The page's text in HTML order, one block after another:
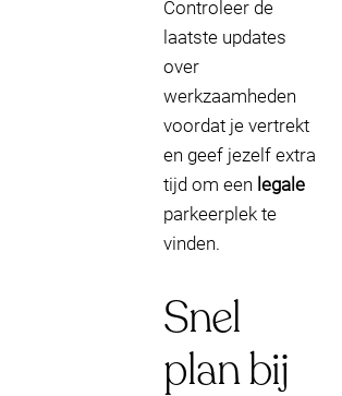
Controleer de
laatste updates
over
werkzaamheden
voordat je vertrekt
en geef jezelf extra
tijd om een legale
parkeerplek te
vinden.
Snel
plan bij